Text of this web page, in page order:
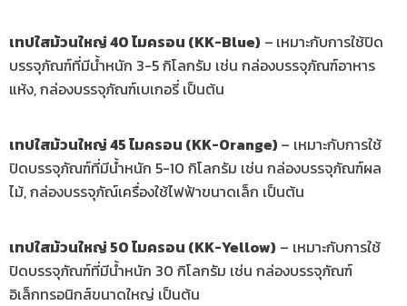
เทปใสม้วนใหญ่ 40 ไมครอน (KK-Blue) – เหมาะกับการใช้ปิด
บรรจุภัณฑ์ที่มีน้ำหนัก 3-5 กิโลกรัม เช่น กล่องบรรจุภัณฑ์อาหาร
แห้ง, กล่องบรรจุภัณฑ์เบเกอรี่ เป็นต้น
เทปใสม้วนใหญ่ 45 ไมครอน (KK-Orange) – เหมาะกับการใช้
ปิดบรรจุภัณฑ์ที่มีน้ำหนัก 5-10 กิโลกรัม เช่น กล่องบรรจุภัณฑ์ผล
ไม้, กล่องบรรจุภัณ์เครื่องใช้ไฟฟ้าขนาดเล็ก เป็นต้น
เทปใสม้วนใหญ่ 50 ไมครอน (KK-Yellow) – เหมาะกับการใช้
ปิดบรรจุภัณฑ์ที่มีน้ำหนัก 30 กิโลกรัม เช่น กล่องบรรจุภัณฑ์
อิเล็กทรอนิกส์ขนาดใหญ่ เป็นต้น